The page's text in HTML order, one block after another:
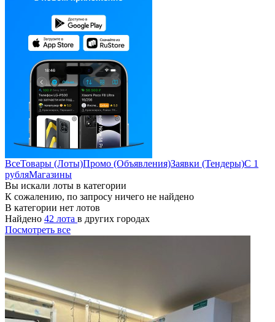
ВсеТовары (Лоты)Промо (Объявления)Заявки (Тендеры)С 1
рубляМагазины
Вы искали лоты в категории
К сожалению, по запросу ничего не найдено
В категории нет лотов
Найдено 42 лота в других городах
Посмотреть все